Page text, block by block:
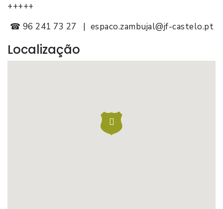
+++++
☎ 96 241 73 27 | espaco.zambujal@jf-castelo.pt
Localização